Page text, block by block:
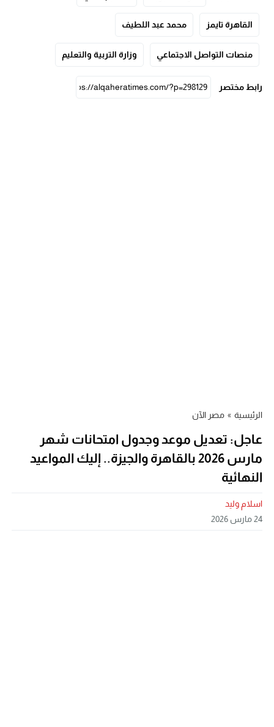
القاهرة تايمز محمد عبد اللطيف
منصات التواصل الاجتماعي وزارة التربية والتعليم
رابط مختصر
الرئيسية » مصر الآن
عاجل: تعديل موعد وجدول امتحانات شهر
مارس 2026 بالقاهرة والجيزة.. إليك المواعيد
النهائية
اسلام وليد
24 مارس 2026